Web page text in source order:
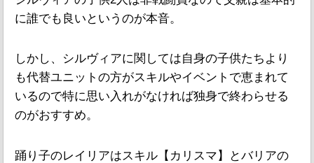
に誰でも良いというのが本音。
しかし、シルヴィアに関しては自身の子供たちより
も代替ユニットの方がスキルやイベントで恵まれて
いるので特に思い入れがなければ独身で終わらせる
のがおすすめ。
踊り子のレイリアはスキル【カリスマ】とバリアの